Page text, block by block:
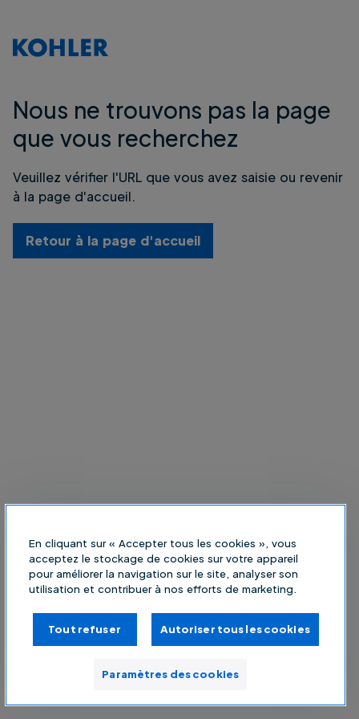
Nous ne trouvons pas la page
que vous recherchez
Veuillez vérifier l'URL que vous avez saisie ou revenir
à la page d'accueil.
Retour à la page d'accueil
En cliquant sur « Accepter tous les cookies », vous
acceptez le stockage de cookies sur votre appareil
pour améliorer la navigation sur le site, analyser son
utilisation et contribuer à nos efforts de marketing.
Tout refuser Autoriser tous les cookies
Paramètres des cookies